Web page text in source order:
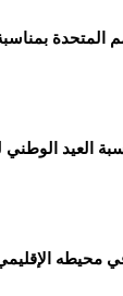
المتحدة
العيد الوطني
محيطه